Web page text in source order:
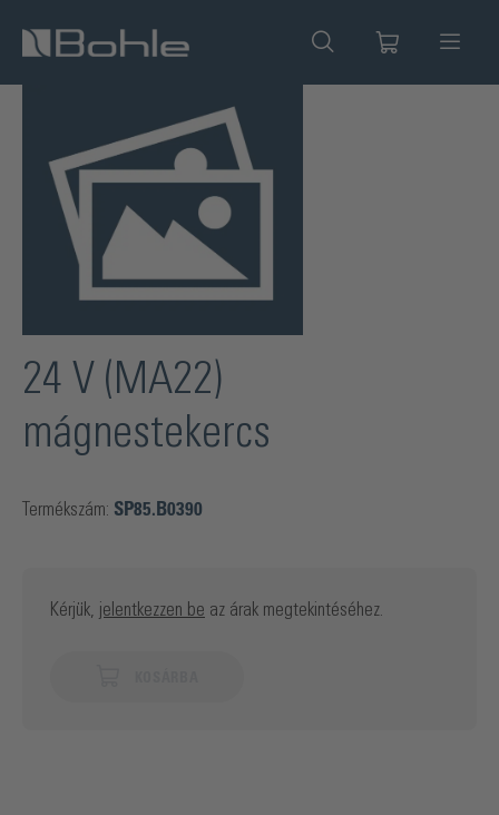
24 V (MA22)
mágnestekercs
Termékszám: SP85.B0390
Kérjük, jelentkezzen be az árak megtekintéséhez.